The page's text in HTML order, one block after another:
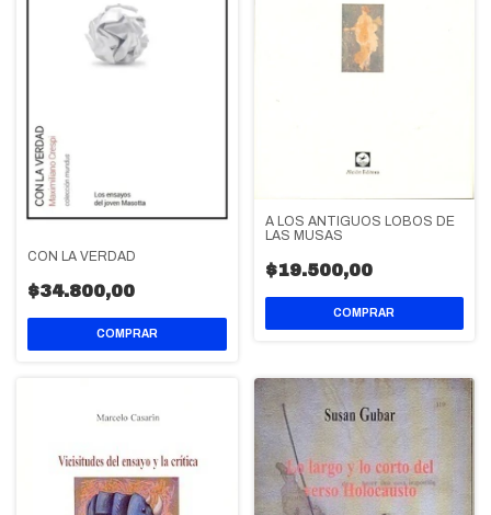
CON LA VERDAD
$34.800,00
A LOS ANTIGUOS LOBOS DE
LAS MUSAS
$19.500,00